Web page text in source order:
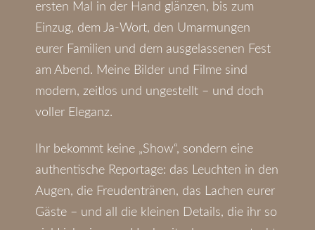
ersten Mal in der Hand glänzen, bis zum
Einzug, dem Ja-Wort, den Umarmungen
eurer Familien und dem ausgelassenen Fest
am Abend. Meine Bilder und Filme sind
modern, zeitlos und ungestellt – und doch
voller Eleganz.
Ihr bekommt keine „Show“, sondern eine
authentische Reportage: das Leuchten in den
Augen, die Freudentränen, das Lachen eurer
Gäste – und all die kleinen Details, die ihr so